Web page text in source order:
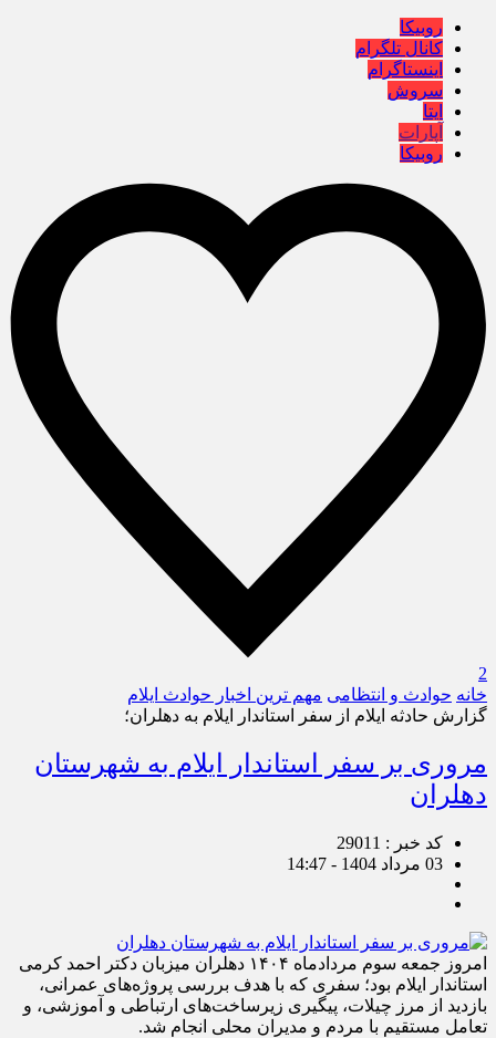
روبیکا
کانال تلگرام
اینستاگرام
سروش
ایتا
آپارات
روبیکا
2
خانه حوادث و انتظامی مهم ترین اخبار حوادث ایلام
گزارش حادثه ایلام از سفر استاندار ایلام به دهلران؛
مروری بر سفر استاندار ایلام به شهرستان
دهلران
کد خبر : 29011
03 مرداد 1404 - 14:47
امروز جمعه سوم مردادماه ۱۴۰۴ دهلران میزبان دکتر احمد کرمی
استاندار ایلام بود؛ سفری که با هدف بررسی پروژه‌های عمرانی،
بازدید از مرز چیلات، پیگیری زیرساخت‌های ارتباطی و آموزشی، و
تعامل مستقیم با مردم و مدیران محلی انجام شد.